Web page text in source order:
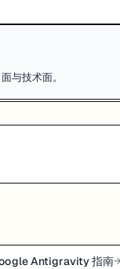
与技术面。
Antigravity 指南→